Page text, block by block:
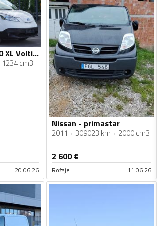
Nissan - e-NV200 XL Voltia / električno vozilo / 80.000 km minibus furgon / FHM-0086
1234 cm3
20.06.26
Nissan - primastar
2011 309023 km 2000 cm3
2 600€
Rožaje 11.06.26